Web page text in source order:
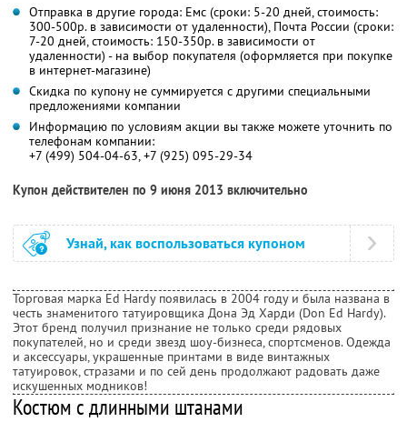
Отправка в другие города: Емс (сроки: 5-20 дней, стоимость:
300-500р. в зависимости от удаленности), Почта России (сроки:
7-20 дней, стоимость: 150-350р. в зависимости от
удаленности) - на выбор покупателя (оформляется при покупке
в интернет-магазине)
Скидка по купону не суммируется с другими специальными
предложениями компании
Информацию по условиям акции вы также можете уточнить по
телефонам компании:
+7 (499) 504-04-63, +7 (925) 095-29-34
Купон действителен по 9 июня 2013 включительно
Узнай, как воспользоваться купоном
Торговая марка Ed Hardy появилась в 2004 году и была названа в
честь знаменитого татуировщика Дона Эд Харди (Don Ed Hardy).
Этот бренд получил признание не только среди рядовых
покупателей, но и среди звезд шоу-бизнеса, спортсменов. Одежда
и аксессуары, украшенные принтами в виде винтажных
татуировок, стразами и по сей день продолжают радовать даже
искушенных модников!
Костюм с длинными штанами